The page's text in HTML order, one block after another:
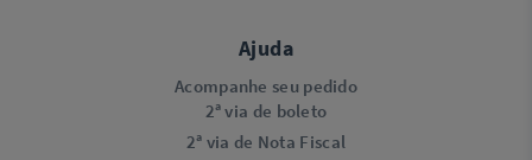
Ajuda
Acompanhe seu pedido
2ª via de boleto
2ª via de Nota Fiscal